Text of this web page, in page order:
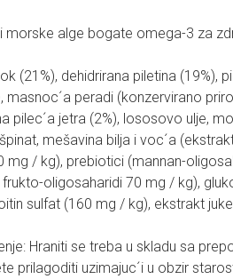
morske alge bogate omega-3 za
(21%), dehidrirana piletina (19%),
masnoc´a peradi (konzervirano
pilec´a jetra (2%), lososovo ulje,
mešavina bilja i voc´a
mg / kg), prebiotici (mannan-
oligosaharidi 70 mg / kg),
sulfat (160 mg / kg), ekstrakt
Hraniti se treba u skladu sa
prilagoditi uzimajuc´i u obzir